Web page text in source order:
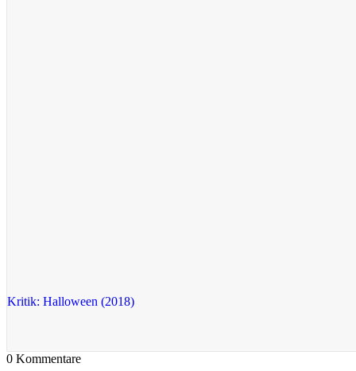
Kritik: Halloween (2018)
0 Kommentare